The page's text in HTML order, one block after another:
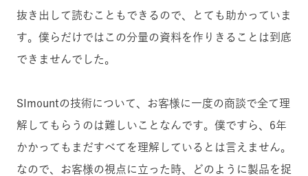
抜き出して読むこともできるので、とても助かっていま
す。僕らだけではこの分量の資料を作りきることは到底
できませんでした。
SImountの技術について、お客様に一度の商談で全て理
解してもらうのは難しいことなんです。僕ですら、6年
かかってもまだすべてを理解しているとは言えません。
なので、お客様の視点に立った時、どのように製品を捉